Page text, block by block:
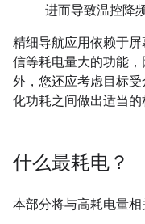
进而导致温控降
精细导航应用依赖于
信等耗电量大的功能
外，您还应考虑目标
化功耗之间做出适当的
什么最耗电？
本部分将与高耗电量相